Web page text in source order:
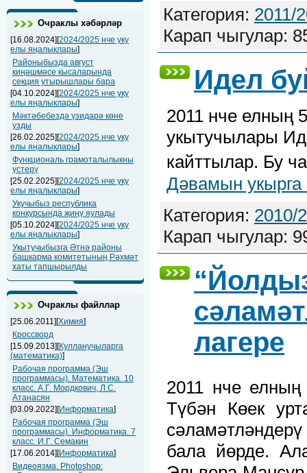
Очраклы хәбәрләр
[16.08.2024][2024/2025 нче уку
елы яңалыклары]
Районыбызда август
киңәшмәсе кысаларында
секция утырышлары бара
[04.10.2024][2024/2025 нче уку
елы яңалыклары]
Мәктәбебездә үзидарә көне
узды
[26.02.2025][2024/2025 нче уку
елы яңалыклары]
Функциональ грамоталылыкны
үстерү
[25.02.2025][2024/2025 нче уку
елы яңалыклары]
Укучыбыз республика
конкурсында җиңү яулады
[05.10.2024][2024/2025 нче уку
елы яңалыклары]
Укытучыбызга Әтнә районы
башкарма комитетының Рәхмәт
хаты тапшырылды
Очраклы файллар
[25.06.2011][Химия]
Кроссворд
[15.09.2013][Кулланучыларга
(математика)]
Рабочая программа (Эш
программасы). Математика. 10
класс. А.Г. Мордкович, Л.С.
Атанасян
[03.09.2022][Информатика]
Рабочая программа (Эш
программасы). Информатика. 7
класс. И.Г. Семакин
[17.06.2014][Информатика]
Видеоязма. Photoshop:
Категория: 2011/
Карап чыгулар:
Идел
2011 нче елның
укытучылары
кайттылар. Бу
Дәвамын укырга
Категория: 2010/
Карап чыгулар:
лагере
2011 нче
Түбән Көек
бала йөрде.